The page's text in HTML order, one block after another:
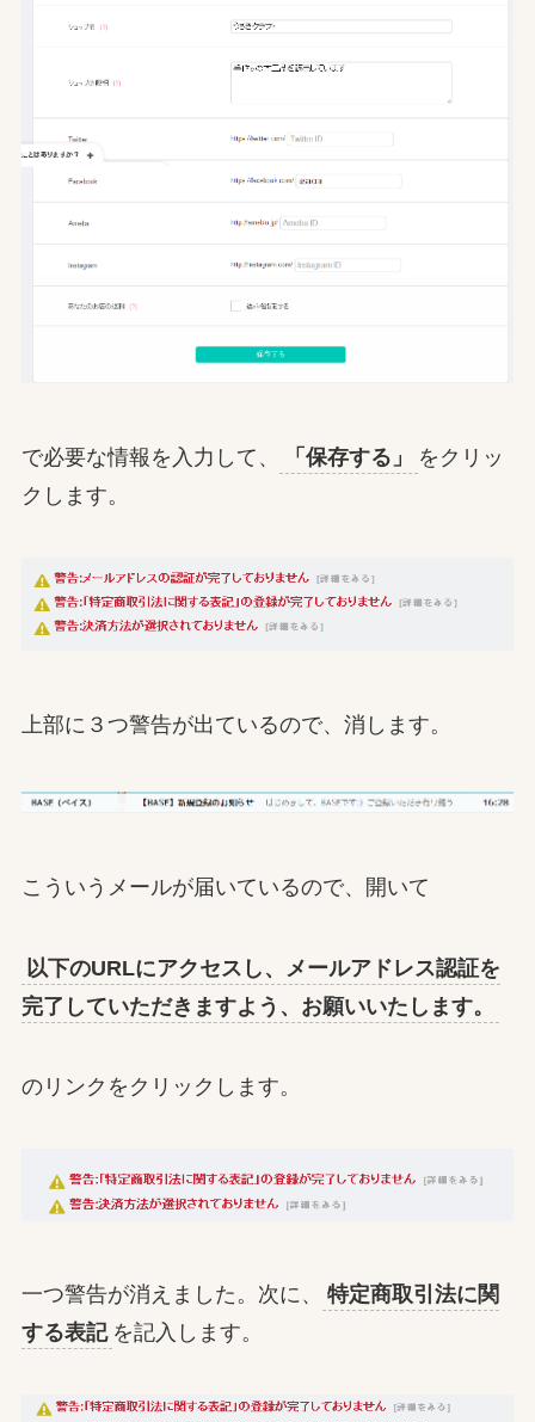
で必要な情報を入力して、 「保存する」
をクリッ
クします。
上部に３つ警告が出ているので、消します。
こういうメールが届いているので、開いて
以下のURLにアクセスし、メールアドレス認証を
完了していただきますよう、お願いいたします。
のリンクをクリックします。
一つ警告が消えました。次に、
特定商取引法に関
する表記 を記入します。